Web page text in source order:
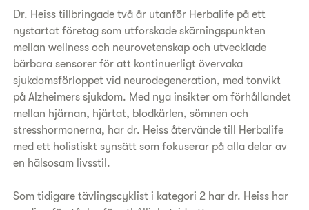
Dr. Heiss tillbringade två år utanför Herbalife på ett
nystartat företag som utforskade skärningspunkten
mellan wellness och neurovetenskap och utvecklade
bärbara sensorer för att kontinuerligt övervaka
sjukdomsförloppet vid neurodegeneration, med tonvikt
på Alzheimers sjukdom. Med nya insikter om förhållandet
mellan hjärnan, hjärtat, blodkärlen, sömnen och
stresshormonerna, har dr. Heiss återvände till Herbalife
med ett holistiskt synsätt som fokuserar på alla delar av
en hälsosam livsstil.
Som tidigare tävlingscyklist i kategori 2 har dr. Heiss har